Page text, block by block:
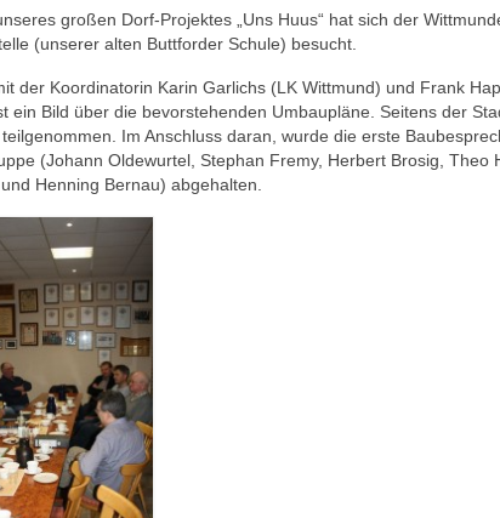
großen Dorf-Projektes „Uns Huus“ hat sich der
(unserer alten Buttforder Schule) besucht.
der Koordinatorin Karin Garlichs (LK Wittmund) und Frank
ein Bild über die bevorstehenden Umbaupläne. Seitens der
Im Anschluss daran, wurde die erste
(Johann Oldewurtel, Stephan Fremy, Herbert Brosig, Theo
Henning Bernau) abgehalten.